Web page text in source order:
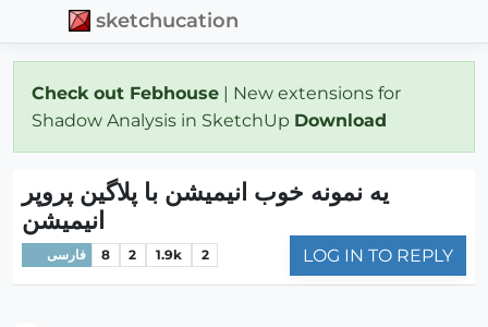
sketchucation
Check out Febhouse | New extensions for
Shadow Analysis in SketchUp Download
یه نمونه خوب انیمیشن با پلاگین پروپر
انیمیشن
فارسی 8 2 1.9k 2 LOG IN TO REPLY